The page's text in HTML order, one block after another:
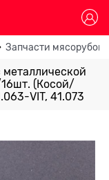
Запчасти мясорубок
(Косой/
VIT, 41.073